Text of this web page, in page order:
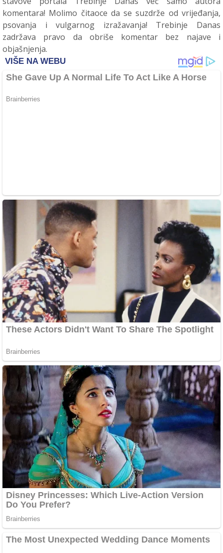
komentara! Molimo čitaoce da se suzdrže od vrijeđanja,
psovanja i vulgarnog izražavanja! Trebinje Danas
zadržava pravo da obriše komentar bez najave i
objašnjenja.